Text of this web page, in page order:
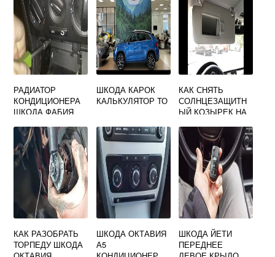
РАДИАТОР
КОНДИЦИОНЕРА
ШКОДА ФАБИЯ
ШКОДА КАРОК
КАЛЬКУЛЯТОР ТО
КАК СНЯТЬ
СОЛНЦЕЗАЩИТН
ЫЙ КОЗЫРЕК НА
A5
КАК РАЗОБРАТЬ
ТОРПЕДУ ШКОДА
ШКОДА ОКТАВИЯ
А5
ШКОДА ЙЕТИ
ПЕРЕДНЕЕ